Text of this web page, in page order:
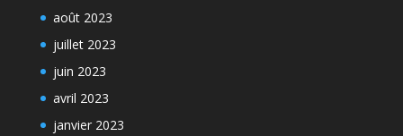
août 2023
juillet 2023
juin 2023
avril 2023
janvier 2023